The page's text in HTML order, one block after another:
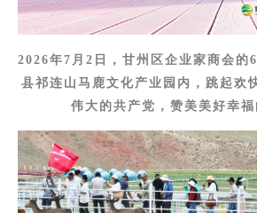
2026年7月2日，甘州区企业家商会的
县祁连山马鹿文化产业园内，跳起欢
伟大的共产党，赞美美好幸福